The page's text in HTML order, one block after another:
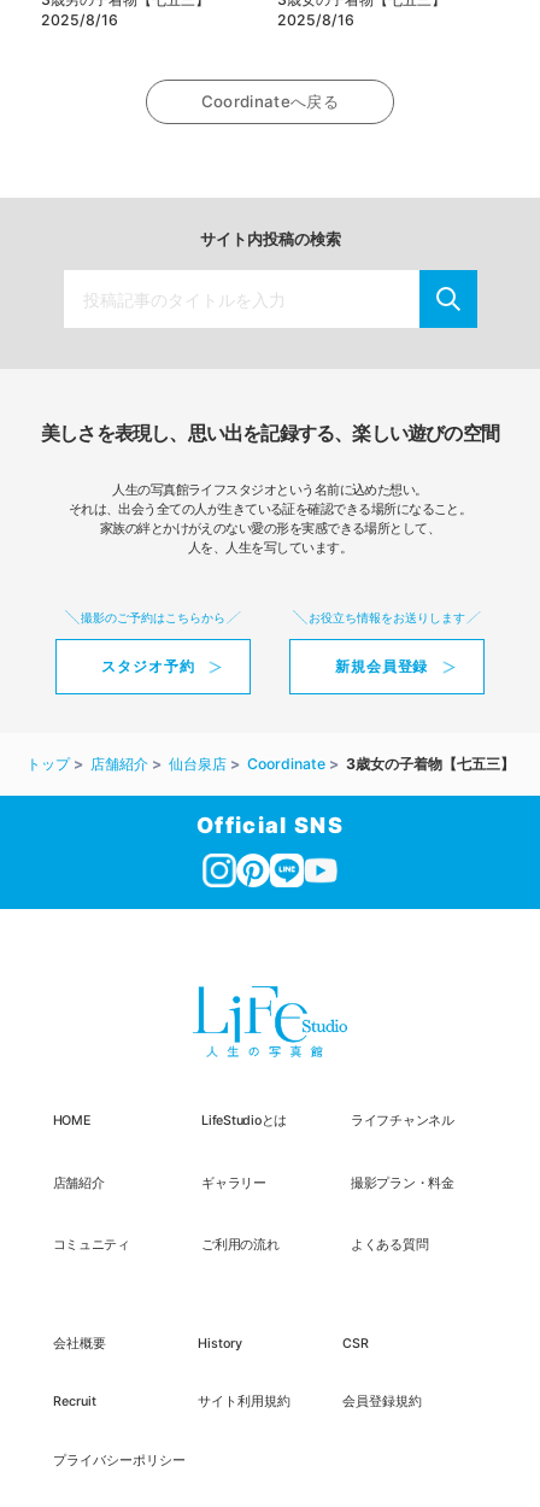
2025/8/16
2025/8/16
Coordinateへ戻る
サイト内投稿の検索
美しさを表現し、思い出を記録する、楽しい遊びの空間
人生の写真館ライフスタジオという名前に込めた想い。
それは、出会う全ての人が生きている証を確認できる場所になること。
家族の絆とかけがえのない愛の形を実感できる場所として、
人を、人生を写しています。
撮影のご予約はこちらから
スタジオ予約
お役立ち情報をお送りします
新規会員登録
トップ 店舗紹介 仙台泉店 Coordinate 3歳女の子着物【七五三】
Official SNS
HOME LifeStudioとは ライフチャンネル
店舗紹介 ギャラリー 撮影プラン・料金
コミュニティ ご利用の流れ よくある質問
会社概要 History CSR
Recruit サイト利用規約 会員登録規約
プライバシーポリシー